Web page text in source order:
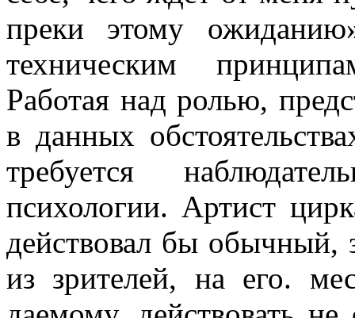
преки этому
техническим
Работая над ролью,
в данных
требуется
психологии. Артист
действовал бы обычный,
из зрите­лей, на его.